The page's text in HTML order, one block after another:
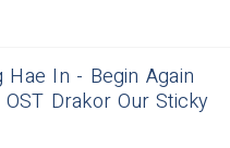
Hae In - Begin Again
Drakor Our Sticky